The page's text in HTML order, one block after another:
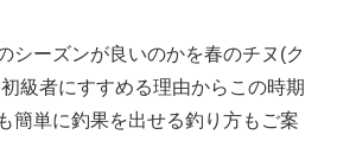
シーズンが良いのかを春のチヌ(ク
級者にすすめる理由からこの時期
簡単に釣果を出せる釣り方もご案